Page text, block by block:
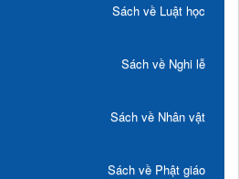
Sách về Luật học
Sách về Nghi lễ
Sách về Nhân vật
Sách về Phật giáo